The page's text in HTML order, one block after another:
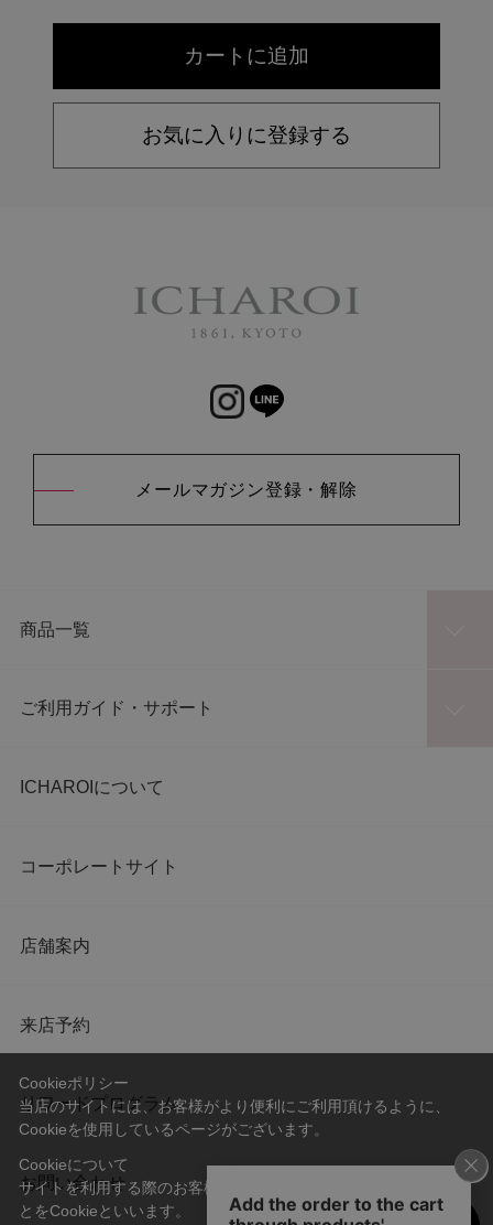
お気に入りに登録する
メールマガジン登録・解除
商品一覧
ご利用ガイド・サポート
ICHAROIについて
コーポレートサイト
店舗案内
来店予約
リワードプログラム
お問い合わせ
Cookieポリシー
当店のサイトには、お客様がより便利にご利用頂けるように、
Cookieを使用しているページがございます。
Cookieについて
サイトを利用する際のお客様情報をPC上で記録管理する技術のこ
とをCookieといいます。